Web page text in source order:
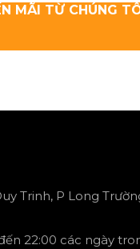
MÃI TỪ CHÚNG
Trinh, P Long
22:00 các ngày